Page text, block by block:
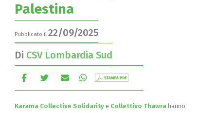
Palestina
Pubblicato il 22/09/2025
Di CSV Lombardia Sud
Karama Collective Solidarity e Collettivo Thawra hanno